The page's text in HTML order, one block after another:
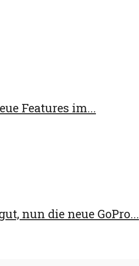
Features im...
nun die neue GoPro...